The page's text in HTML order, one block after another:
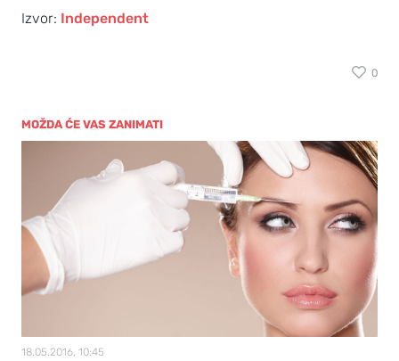
Izvor: Independent
0
MOŽDA ĆE VAS ZANIMATI
18.05.2016, 10:45